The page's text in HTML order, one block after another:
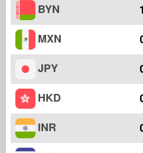
BYN
MXN
JPY
HKD
INR